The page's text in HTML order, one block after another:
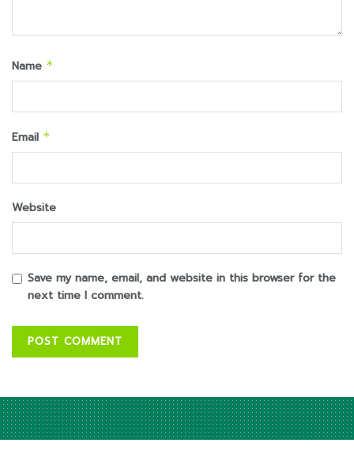
Name *
Email *
Website
Save my name, email, and website in this browser for the
next time I comment.